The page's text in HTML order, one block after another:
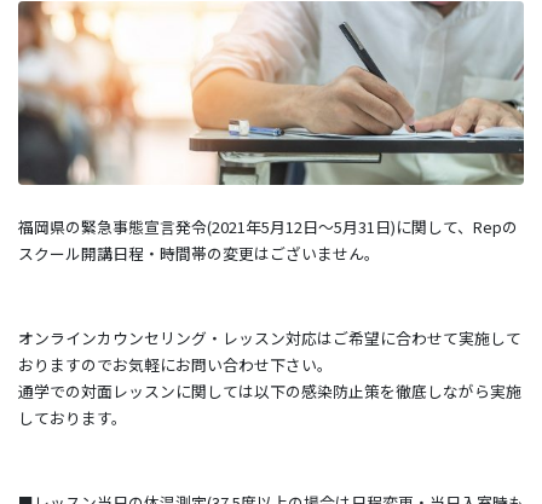
福岡県の緊急事態宣言発令(2021年5月12日～5月31日)に関して、Repの
スクール開講日程・時間帯の変更はございません。
オンラインカウンセリング・レッスン対応はご希望に合わせて実施して
おりますのでお気軽にお問い合わせ下さい。
通学での対面レッスンに関しては以下の感染防止策を徹底しながら実施
しております。